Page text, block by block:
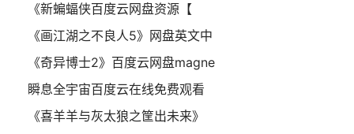
《新蝙蝠侠百度云网盘资源【
《画江湖之不良人5》网盘英文中
《奇异博士2》百度云网盘magne
瞬息全宇宙百度云在线免费观看
《喜羊羊与灰太狼之筐出未来》